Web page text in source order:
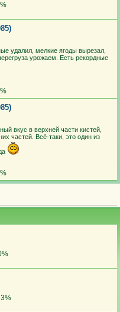
удалил, мелкие ягоды вырезал,
урожаем. Есть рекордные
вкус в верхней части кистей,
частей. Всё-таки, это один из